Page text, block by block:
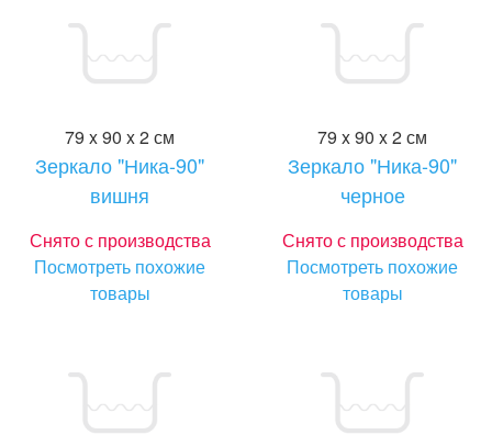
79 x 90 x 2 см
Зеркало "Ника-90"
вишня
Снято с производства
Посмотреть похожие
товары
79 x 90 x 2 см
Зеркало "Ника-90"
черное
Снято с производства
Посмотреть похожие
товары